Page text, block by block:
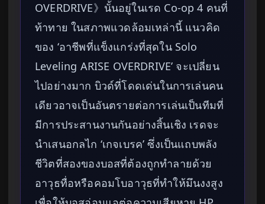
OVERDRIVE》นั้นอยู่ในเรด Co-op 4 คนที่
ท้าทาย ในสภาพแวดล้อมเหล่านี้ แนวคิด
ของ ‘อาชีพที่แข็งแกร่งที่สุดใน Solo
Leveling ARISE OVERDRIVE’ จะเปลี่ยน
ไปอย่างมาก บิวด์ที่โดดเด่นในการเล่นคน
เดียวอาจเป็นอันตรายต่อการเล่นเป็นทีมที่
มีการประสานงานกันอย่างสิ้นเชิง เรดจะ
นำเสนอกลไก ‘เกจเบรค’ ซึ่งเป็นแถบพลัง
ชีวิตที่สองของบอสที่ต้องถูกทำลายด้วย
อาวุธทื่อหรือคอมโบอาวุธที่ทำให้มึนงงสูง